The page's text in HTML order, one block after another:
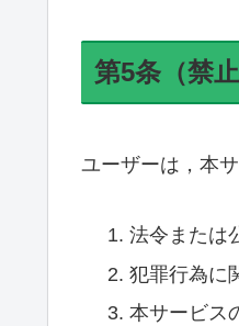
第5条（禁止
ユーザーは，本
法令または
犯罪行為に
本サービス